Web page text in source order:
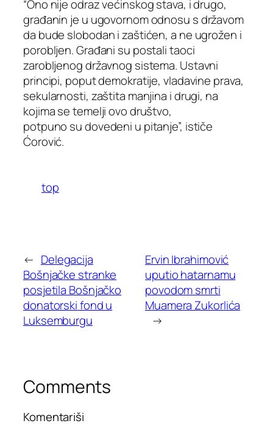
“Ono nije odraz većinskog stava, i drugo,
građanin je u ugovornom odnosu s državom
da bude slobodan i zaštićen, a ne ugrožen i
porobljen. Građani su postali taoci
zarobljenog državnog sistema. Ustavni
principi, poput demokratije, vladavine prava,
sekularnosti, zaštita manjina i drugi, na
kojima se temelji ovo društvo,
potpuno su dovedeni u pitanje”, ističe
Ćorović.
top
← Delegacija
Bošnjačke stranke
posjetila Bošnjačko
donatorski fond u
Luksemburgu
Ervin Ibrahimović
uputio hatarnamu
povodom smrti
Muamera Zukorlića
→
Comments
Komentariši